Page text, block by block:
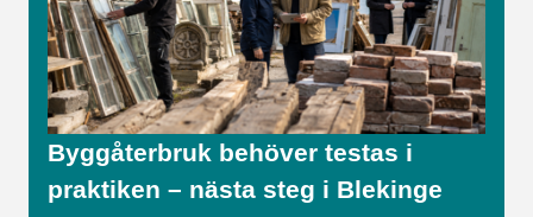
Byggåterbruk behöver testas i
praktiken – nästa steg i Blekinge